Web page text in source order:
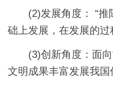
(2)发展角度： “
础上发展，在发展的过
(3)创新角度：面
文明成果丰富发展我国